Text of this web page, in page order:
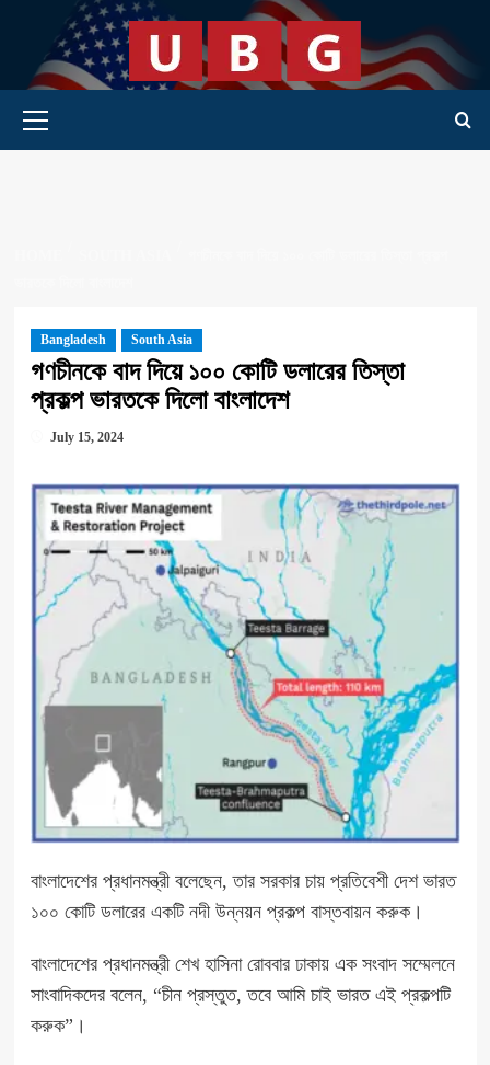
content
Primary Menu
Bangladesh South Asia
গণচীনকে বাদ দিয়ে ১০০ কোটি ডলারের তিস্তা
প্রকল্প ভারতকে দিলো বাংলাদেশ
July 15, 2024
বাংলাদেশের প্রধানমন্ত্রী বলেছেন, তার সরকার চায় প্রতিবেশী দেশ ভারত
১০০ কোটি ডলারের একটি নদী উন্নয়ন প্রকল্প বাস্তবায়ন করুক।
বাংলাদেশের প্রধানমন্ত্রী শেখ হাসিনা রোববার ঢাকায় এক সংবাদ সম্মেলনে
সাংবাদিকদের বলেন, “চীন প্রস্তুত, তবে আমি চাই ভারত এই প্রকল্পটি
করুক”।